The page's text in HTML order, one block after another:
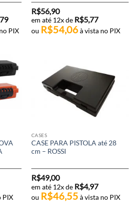
PIX
R$56,90
em até 12x de R$5,77
ou R$54,06 à vista no PIX
PIX
CASES
CASE PARA PISTOLA até 28
cm – ROSSI
R$49,00
em até 12x de R$4,97
ou R$46,55 à vista no PIX